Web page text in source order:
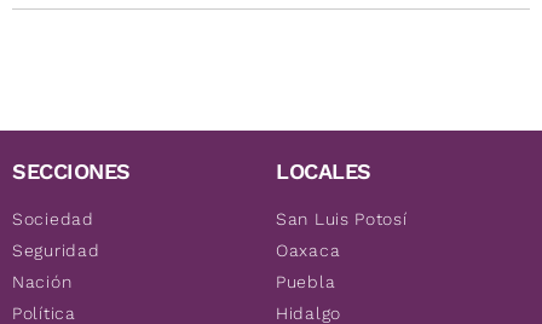
SECCIONES
Sociedad
Seguridad
Nación
Política
LOCALES
San Luis Potosí
Oaxaca
Puebla
Hidalgo